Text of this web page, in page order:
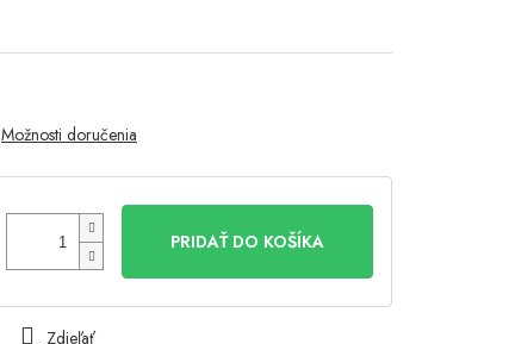
Možnosti doručenia
PRIDAŤ DO KOŠÍKA
Zdieľať